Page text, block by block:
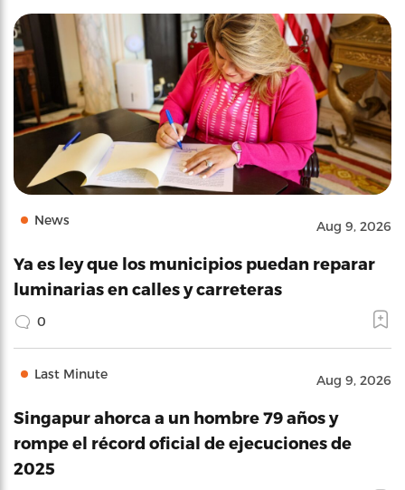
News Aug 9, 2026
Ya es ley que los municipios puedan reparar
luminarias en calles y carreteras
0
Last Minute Aug 9, 2026
Singapur ahorca a un hombre 79 años y
rompe el récord oficial de ejecuciones de
2025